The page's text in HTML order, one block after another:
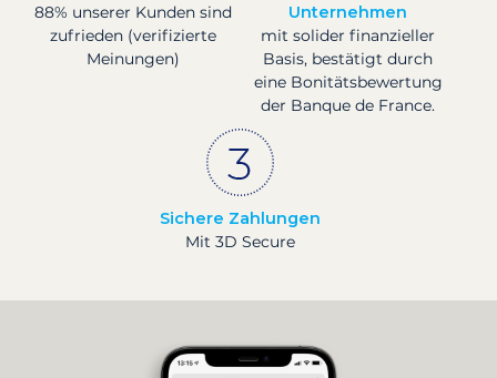
88% unserer Kunden sind
zufrieden (verifizierte
Meinungen)
Unternehmen
mit solider finanzieller
Basis, bestätigt durch
eine Bonitätsbewertung
der Banque de France.
Sichere Zahlungen
Mit 3D Secure